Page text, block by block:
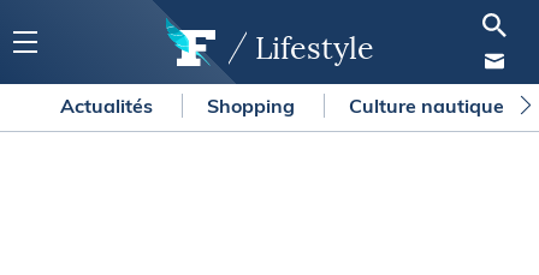
Lifestyle
Actualités Shopping Culture nautique